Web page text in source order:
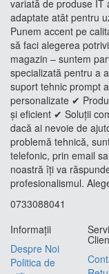
variată de produse IT
adaptate atât pentru
Punem accent pe
să faci alegerea
magazin – suntem
specializată pentru a
suport tehnic prompt
personalizate ✔
și eficient ✔ Soluții
dacă ai nevoie de
problemă tehnică,
telefonic, prin email
noastră îți va
profesionalismul.
0733088041
Informaţii
Despre Noi
Politica de